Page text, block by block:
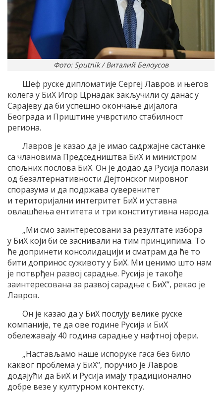
Фото: Sputnik / Виталий Белоусов
Шеф руске дипломатије Сергеј Лавров и његов
колега у БиХ Игор Црнадак закључили су данас у
Сарајеву да би успешно окончање дијалога
Београда и Приштине учврстило стабилност
региона.
Лавров је казао да је имао садржајне састанке
са члановима Председништва БиХ и министром
спољних послова БиХ. Он је додао да Русија полази
од безалтернативности Дејтонског мировног
споразума и да подржава суверенитет
и територијални интегритет БиХ и уставна
овлашћења ентитета и три конститутивна народа.
„Ми смо заинтересовани за резултате избора
у БиХ који би се заснивали на тим принципима. То
ће допринети консолидацији и сматрам да ће то
бити допринос суживоту у БиХ. Ми ценимо што нам
је потврђен развој сарадње. Русија је такође
заинтересована за развој сарадње с БиХ“, рекао је
Лавров.
Он је казао да у БиХ послују велике руске
компаније, те да ове године Русија и БиХ
обележавају 40 година сарадње у нафтној сфери.
„Настављамо наше испоруке гаса без било
каквог проблема у БиХ“, поручио је Лавров
додајући да БиХ и Русија имају традиционално
добре везе у културном контексту.